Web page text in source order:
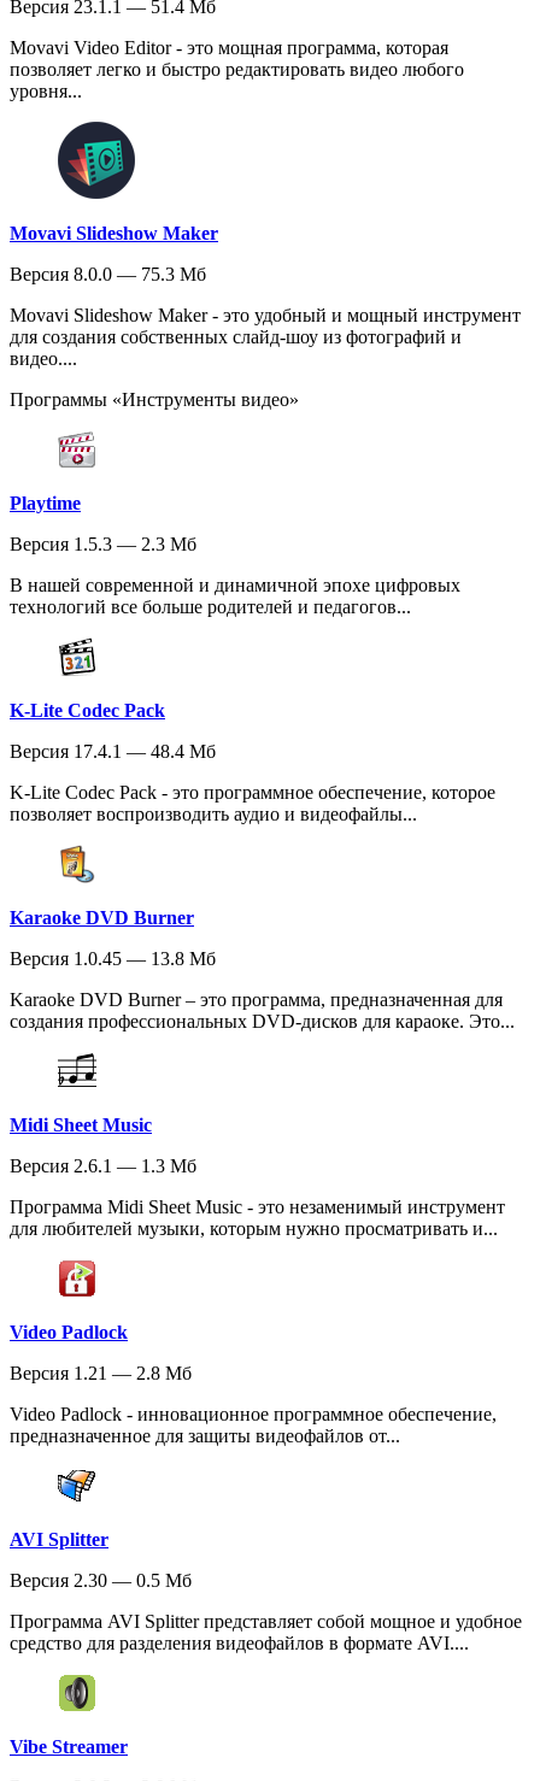
Версия 23.1.1 — 51.4 Мб
Movavi Video Editor - это мощная программа, которая
позволяет легко и быстро редактировать видео любого
уровня...
Movavi Slideshow Maker
Версия 8.0.0 — 75.3 Мб
Movavi Slideshow Maker - это удобный и мощный инструмент
для создания собственных слайд-шоу из фотографий и
видео....
Программы «Инструменты видео»
Playtime
Версия 1.5.3 — 2.3 Мб
В нашей современной и динамичной эпохе цифровых
технологий все больше родителей и педагогов...
K-Lite Codec Pack
Версия 17.4.1 — 48.4 Мб
K-Lite Codec Pack - это программное обеспечение, которое
позволяет воспроизводить аудио и видеофайлы...
Karaoke DVD Burner
Версия 1.0.45 — 13.8 Мб
Karaoke DVD Burner – это программа, предназначенная для
создания профессиональных DVD-дисков для караоке. Это...
Midi Sheet Music
Версия 2.6.1 — 1.3 Мб
Программа Midi Sheet Music - это незаменимый инструмент
для любителей музыки, которым нужно просматривать и...
Video Padlock
Версия 1.21 — 2.8 Мб
Video Padlock - инновационное программное обеспечение,
предназначенное для защиты видеофайлов от...
AVI Splitter
Версия 2.30 — 0.5 Мб
Программа AVI Splitter представляет собой мощное и удобное
средство для разделения видеофайлов в формате AVI....
Vibe Streamer